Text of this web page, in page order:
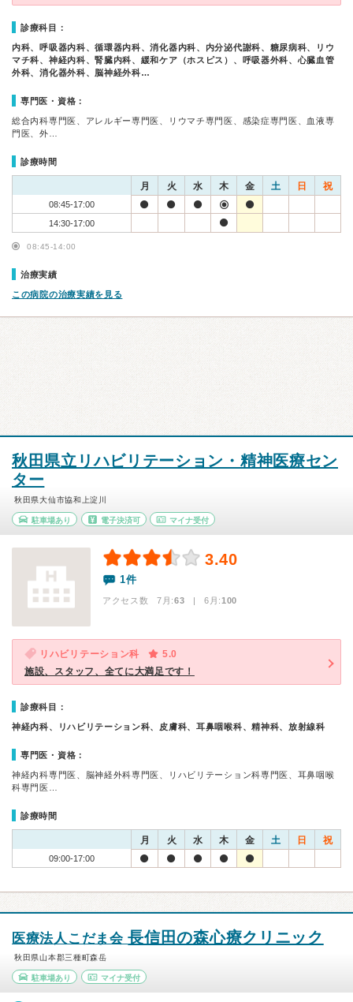
診療科目：
内科、呼吸器内科、循環器内科、消化器内科、内分泌代謝科、糖尿病科、リウ
マチ科、神経内科、腎臓内科、緩和ケア（ホスピス）、呼吸器外科、心臓血管
外科、消化器外科、脳神経外科…
専門医・資格：
総合内科専門医、アレルギー専門医、リウマチ専門医、感染症専門医、血液専
門医、外…
診療時間
月 火 水 木 金 土 日 祝
08:45-17:00
14:30-17:00
08:45-14:00
治療実績
この病院の治療実績を見る
秋田県立リハビリテーション・精神医療セン
ター
秋田県大仙市協和上淀川
駐車場あり 電子決済可 マイナ受付
3.40
1件
アクセス数 7月:63 | 6月:100
リハビリテーション科
5.0
施設、スタッフ、全てに大満足です！
診療科目：
神経内科、リハビリテーション科、皮膚科、耳鼻咽喉科、精神科、放射線科
専門医・資格：
神経内科専門医、脳神経外科専門医、リハビリテーション科専門医、耳鼻咽喉
科専門医…
診療時間
月 火 水 木 金 土 日 祝
09:00-17:00
医療法人こだま会長信田の森心療クリニック
秋田県山本郡三種町森岳
駐車場あり マイナ受付